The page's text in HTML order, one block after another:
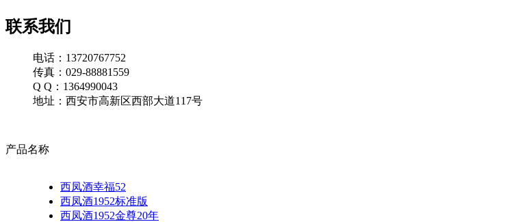
联系我们
电话：13720767752
传真：029-88881559
Q Q：1364990043
地址：西安市高新区西部大道117号
产品名称
西凤酒幸福52
西凤酒1952标准版
西凤酒1952金尊20年